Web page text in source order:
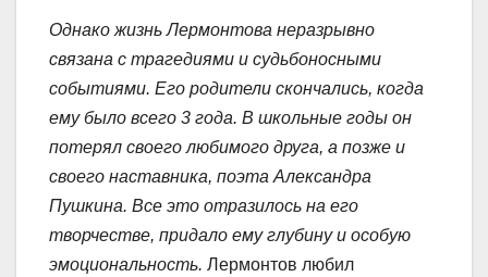
Однако жизнь Лермонтова неразрывно
связана с трагедиями и судьбоносными
событиями. Его родители скончались, когда
ему было всего 3 года. В школьные годы он
потерял своего любимого друга, а позже и
своего наставника, поэта Александра
Пушкина. Все это отразилось на его
творчестве, придало ему глубину и особую
эмоциональность. Лермонтов любил